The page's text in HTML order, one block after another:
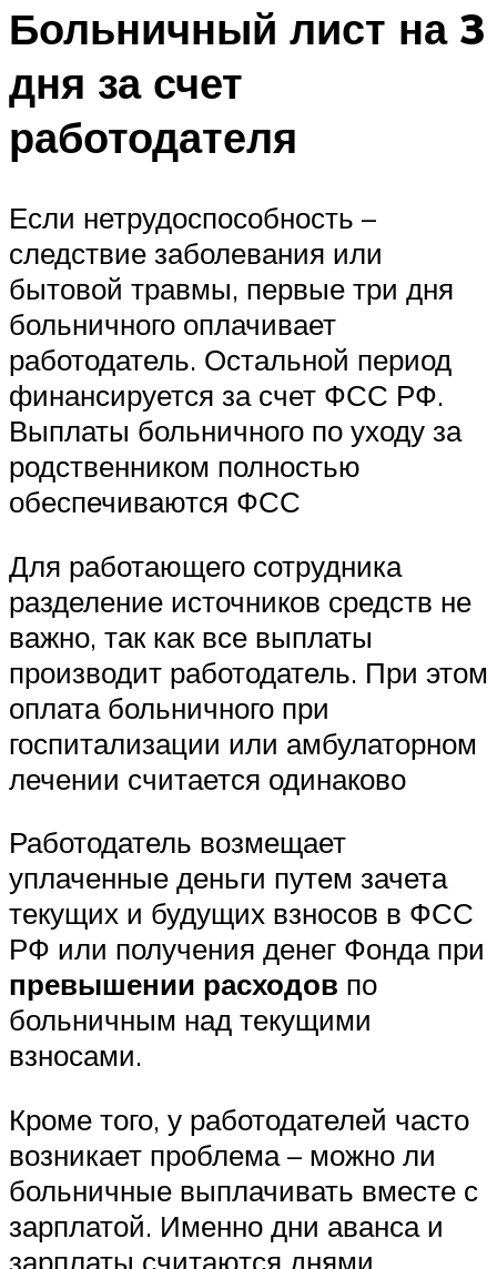
Больничный лист на 3
дня за счет
работодателя
Если нетрудоспособность –
следствие заболевания или
бытовой травмы, первые три дня
больничного оплачивает
работодатель. Остальной период
финансируется за счет ФСС РФ.
Выплаты больничного по уходу за
родственником полностью
обеспечиваются ФСС
Для работающего сотрудника
разделение источников средств не
важно, так как все выплаты
производит работодатель. При этом
оплата больничного при
госпитализации или амбулаторном
лечении считается одинаково
Работодатель возмещает
уплаченные деньги путем зачета
текущих и будущих взносов в ФСС
РФ или получения денег Фонда при
превышении расходов по
больничным над текущими
взносами.
Кроме того, у работодателей часто
возникает проблема – можно ли
больничные выплачивать вместе с
зарплатой. Именно дни аванса и
зарплаты считаются днями